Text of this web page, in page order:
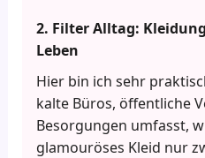
2. Filter Alltag:
Leben
Hier bin ich sehr
kalte Büros, öffentliche
Besorgungen umfasst,
glamouröses Kleid nur